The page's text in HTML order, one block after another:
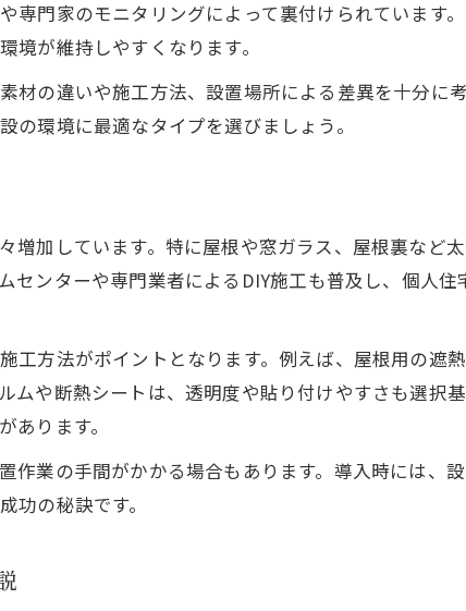
遮熱シート導入時のデメリットや注意点も紹介
遮熱シート導入前に知るべきデメリット
遮熱シート効果なしと感じる場合の対処法
遮熱シート選びで注意したいポイント
DIYで屋根に遮熱シートを貼る方法とコツ
DIYで屋根遮熱シートを施工する手順
屋根への遮熱シート貼り方のコツを解説
DIYでの遮熱シート効果を高める秘訣
専門家のモニタリングによって裏付けられています
境が維持しやすくなります。
材の違いや施工方法、設置場所による差異を十分に
の環境に最適なタイプを選びましょう。
加しています。特に屋根や窓ガラス、屋根裏など
センターや専門業者によるDIY施工も普及し、個人
工方法がポイントとなります。例えば、屋根用の遮
ムや断熱シートは、透明度や貼り付けやすさも選択
ります。
作業の手間がかかる場合もあります。導入時には、
功の秘訣です。